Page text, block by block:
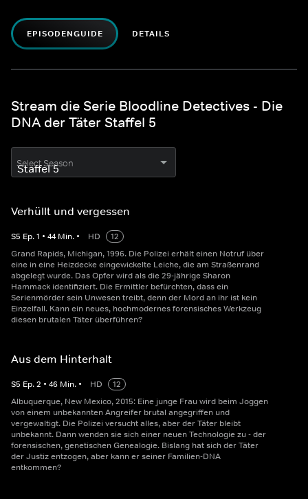
EPISODENGUIDE DETAILS
Stream die Serie Bloodline Detectives - Die
DNA der Täter Staffel 5
Select Season
Verhüllt und vergessen
S5 Ep.1 • 44 Min. • HD
12
Grand Rapids, Michigan, 1996. Die Polizei erhält einen Notruf über
eine in eine Heizdecke eingewickelte Leiche, die am Straßenrand
abgelegt wurde. Das Opfer wird als die 29-jährige Sharon
Hammack identifiziert. Die Ermittler befürchten, dass ein
Serienmörder sein Unwesen treibt, denn der Mord an ihr ist kein
Einzelfall. Kann ein neues, hochmodernes forensisches Werkzeug
diesen brutalen Täter überführen?
Aus dem Hinterhalt
S5 Ep.2 • 46 Min. • HD
12
Albuquerque, New Mexico, 2015: Eine junge Frau wird beim Joggen
von einem unbekannten Angreifer brutal angegriffen und
vergewaltigt. Die Polizei versucht alles, aber der Täter bleibt
unbekannt. Dann wenden sie sich einer neuen Technologie zu - der
forensischen, genetischen Genealogie. Bislang hat sich der Täter
der Justiz entzogen, aber kann er seiner Familien-DNA
entkommen?